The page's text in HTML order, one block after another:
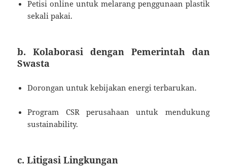
Petisi online untuk melarang penggunaan plastik
sekali pakai.
b. Kolaborasi dengan Pemerintah dan
Swasta
Dorongan untuk kebijakan energi terbarukan.
Program CSR perusahaan untuk mendukung
sustainability.
c. Litigasi Lingkungan